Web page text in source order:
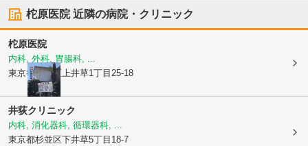
柁原医院近隣の病院・クリニック
柁原医院
内科, 外科, 胃腸科, ...
東京都杉並区 上井草1丁目25-18
井荻クリニック
内科, 消化器科, 循環器科, ...
東京都杉並区下井草5丁目18-7